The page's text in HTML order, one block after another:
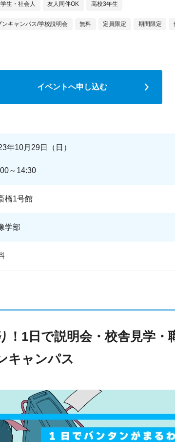
生・社会人 友人同伴OK 高校3年生
ンキャンパス/学校説明会 無料 定員限定 期間限定
イベントへ申し込む
年10月29日（日）
～14:30
橋1号館
学部
1日で説明会・校舎見学・
キャンパス